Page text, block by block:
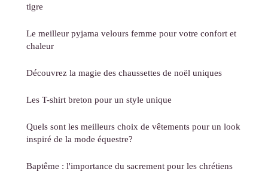
tigre
Le meilleur pyjama velours femme pour votre confort et
chaleur
Découvrez la magie des chaussettes de noël uniques
Les T-shirt breton pour un style unique
Quels sont les meilleurs choix de vêtements pour un look
inspiré de la mode équestre?
Baptême : l'importance du sacrement pour les chrétiens